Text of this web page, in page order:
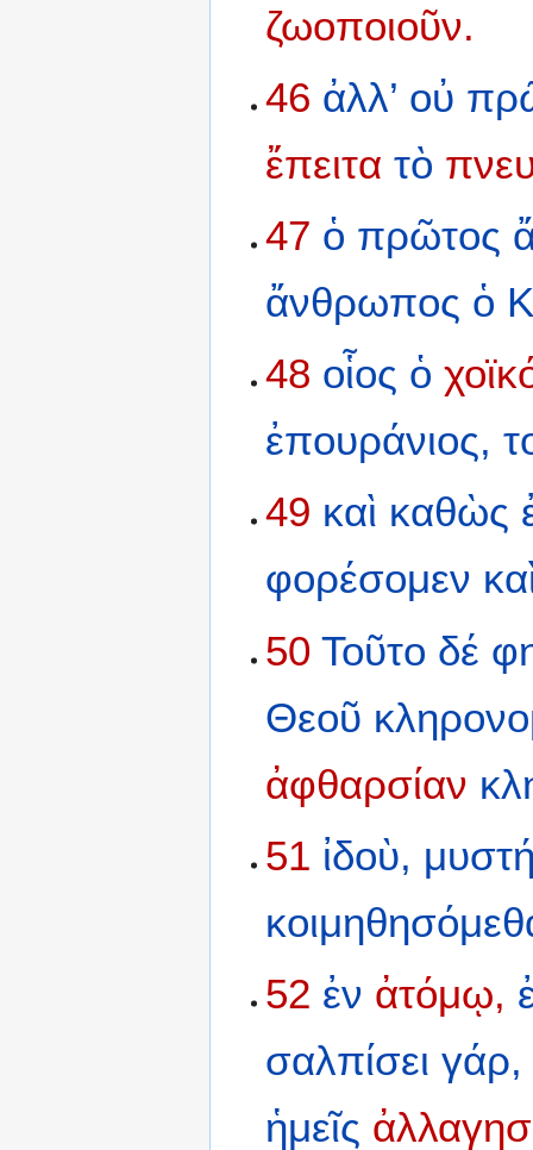
ζωοποιοῦν.
46 ἀλλ’ οὐ
ἔπειτα τὸ
47 ὁ πρῶτος
ἄνθρωπος ὁ
48 οἷος ὁ
ἐπουράνιος,
49 καὶ καθὼς
φορέσομεν
50 Τοῦτο δέ
Θεοῦ
ἀφθαρσίαν
51 ἰδοὺ,
52 ἐν ἀτόμῳ,
σαλπίσει γάρ,
ἡμεῖς